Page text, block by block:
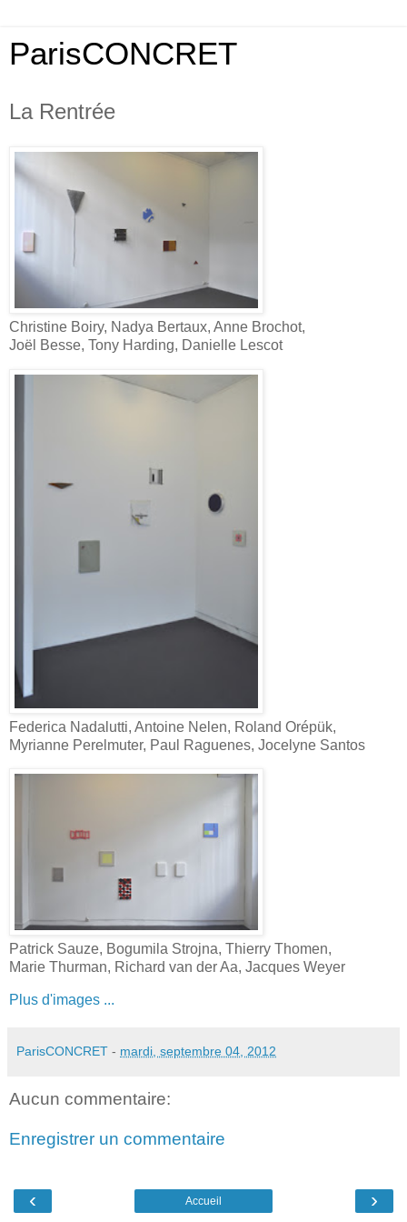
ParisCONCRET
La Rentrée
Christine Boiry, Nadya Bertaux, Anne Brochot,
Joël Besse, Tony Harding, Danielle Lescot
Federica Nadalutti, Antoine Nelen, Roland Orépük,
Myrianne Perelmuter, Paul Raguenes, Jocelyne Santos
Patrick Sauze, Bogumila Strojna, Thierry Thomen,
Marie Thurman, Richard van der Aa, Jacques Weyer
Plus d'images ...
ParisCONCRET - mardi, septembre 04, 2012
Aucun commentaire:
Enregistrer un commentaire
‹ ›
Accueil